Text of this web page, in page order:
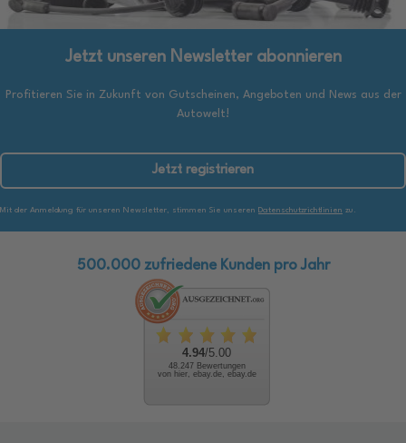
Jetzt unseren Newsletter abonnieren
Profitieren Sie in Zukunft von Gutscheinen, Angeboten und News aus der
Autowelt!
Jetzt registrieren
Mit der Anmeldung für unseren Newsletter, stimmen Sie unseren Datenschutzrichtlinien zu.
500.000 zufriedene Kunden pro Jahr
4.94/5.00
48.247 Bewertungen
von hier, ebay.de, ebay.de